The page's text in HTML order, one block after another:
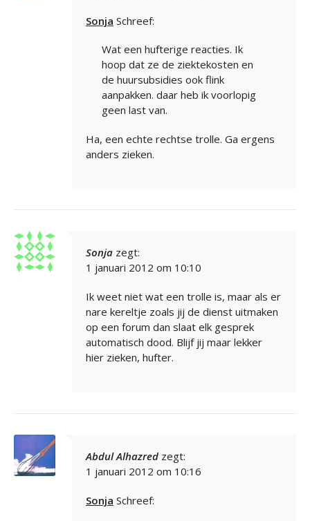
Sonja Schreef:
Wat een hufterige reacties. Ik
hoop dat ze de ziektekosten en
de huursubsidies ook flink
aanpakken. daar heb ik voorlopig
geen last van.
Ha, een echte rechtse trolle. Ga ergens
anders zieken.
Sonja zegt:
1 januari 2012 om 10:10
Ik weet niet wat een trolle is, maar als er
nare kereltje zoals jij de dienst uitmaken
op een forum dan slaat elk gesprek
automatisch dood. Blijf jij maar lekker
hier zieken, hufter.
Abdul Alhazred zegt:
1 januari 2012 om 10:16
Sonja Schreef: